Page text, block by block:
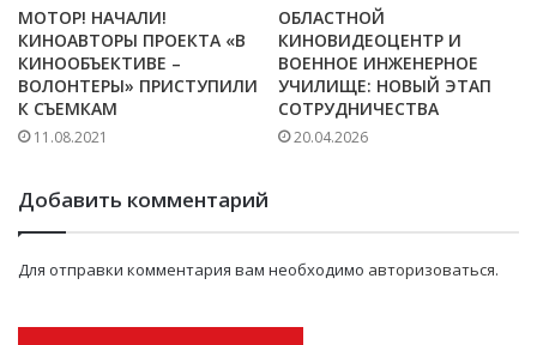
МОТОР! НАЧАЛИ!
КИНОАВТОРЫ ПРОЕКТА «В
КИНООБЪЕКТИВЕ –
ВОЛОНТЕРЫ» ПРИСТУПИЛИ
К СЪЕМКАМ
11.08.2021
ОБЛАСТНОЙ
КИНОВИДЕОЦЕНТР И
ВОЕННОЕ ИНЖЕНЕРНОЕ
УЧИЛИЩЕ: НОВЫЙ ЭТАП
СОТРУДНИЧЕСТВА
20.04.2026
Добавить комментарий
Для отправки комментария вам необходимо авторизоваться.